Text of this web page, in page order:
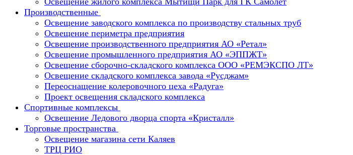
Производственные
Освещение заводского комплекса по производству стальных труб
Освещение периметра предприятия
Освещение производственного предприятия АО «Ретал»
Освещение промышленного предприятия АО «ЭППЖТ»
Освещение сборочно-складского комплекса ООО «РЕМЭКСПО ЛТ»
Освещение складского комплекса завода «Русджам»
Переоснащение колеровочного цеха «Радуга»
Проект освещения складского комплекса
Спортивные комплексы
Освещение Ледового дворца спорта «Кристалл»
Торговые пространства
Освещение магазина сети Каляев
ТРЦ РИО